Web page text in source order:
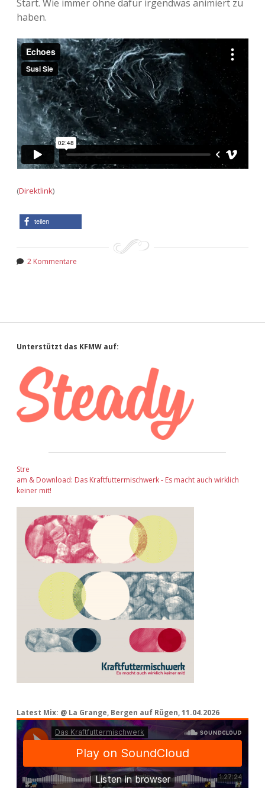
Start. Wie immer ohne dafür irgendwas animiert zu
haben.
(Direktlink)
teilen
2 Kommentare
Sidebar
Unterstützt das KFMW auf:
Stre
am & Download: Das Kraftfuttermischwerk - Es macht auch wirklich
keiner mit!
Latest Mix: @ La Grange, Bergen auf Rügen, 11.04.2026